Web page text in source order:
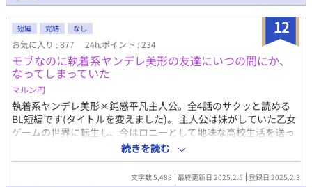
ぐで素直な鈍感護衛騎士 × 人との関わりが不器用で素直に
なれない主君 －－－－－－－－－－－ーーーーーーーーー ◎ゆっ
くりと更新していきます。 ※現代、西洋、妄想が都合よく混ざっ
てるなんちゃってファンタジーなゴリゴリの独自設定です。 ※実
在するものの名前が出てきますが、あくまで参考にしてる程度で
す。現実世界とこの世界のものは似てるけど別物と思っていただ
ければ幸いです。 ※R15は保険です。
12
短編 完結 なし
お気に入り : 877 24h.ポイント : 234
モブなのに執着系ヤンデレ美形の友達にいつの間にか、
なってしまっていた
マルン円
執着系ヤンデレ美形×鈍感平凡主人公。全4話のサクッと読める
BL短編です(タイトルを変えました)。 主人公は妹がしていた乙女
ゲームの世界に転生し、今はロニーとして地味な高校生活を送っ
ている。内気なロニーが気軽に学校で話せる友達は同級生のエド
だけで、ロニーとエドはいっしょにいることが多かった。 しか
し、ロニーはある日、髪をばっさり切ってイメチェンしたエドを
続きを読む
文字数 5,488 最終更新日 2025.2.5 登録日 2025.2.3